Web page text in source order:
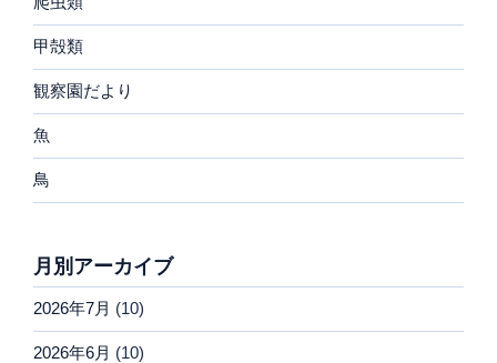
甲殻類
観察園だより
魚
鳥
月別アーカイブ
2026年7月 (10)
2026年6月 (10)